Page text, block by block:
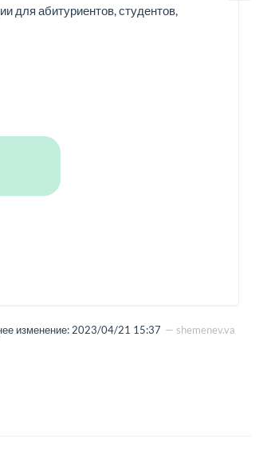
для абитуриентов, студентов,
изменение:2023/04/21 15:37 — shemenev.va